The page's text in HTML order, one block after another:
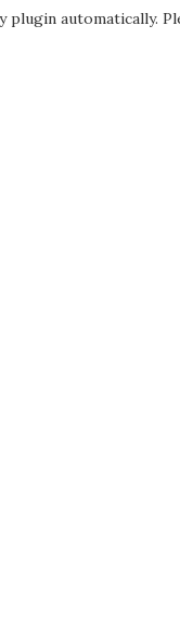
plugin automatically.